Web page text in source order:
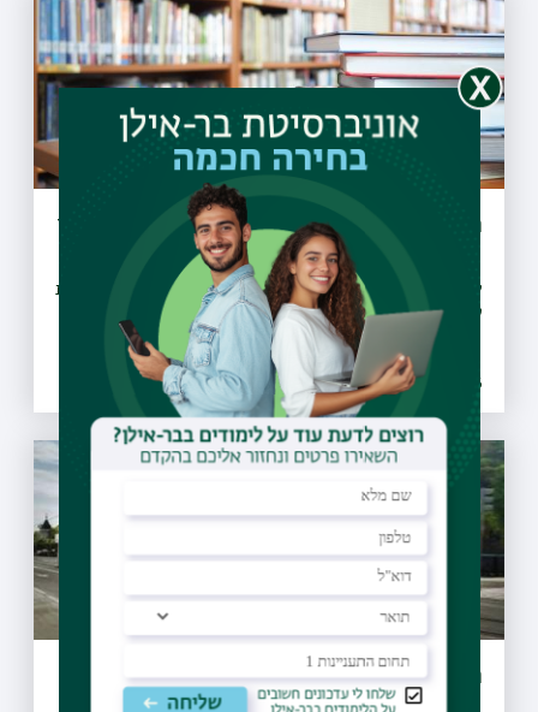
הארכת שעות הפעילות של ספריות בר-אילן
לרגל תקופת המבחנים, שש מספריות האוניברסיטה מאריכות את
שעות הפעילות שלהן
08.07.2026 | כב תמוז
הסדר תנועה חדש בצומת שער דהאן (10)